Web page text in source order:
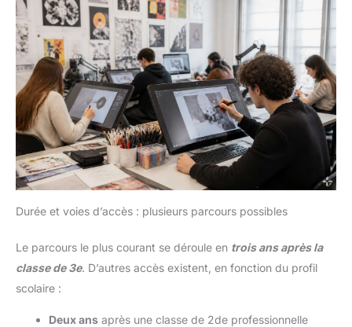
Durée et voies d’accès : plusieurs parcours possibles
Le parcours le plus courant se déroule en trois ans après la
classe de 3e. D’autres accès existent, en fonction du profil
scolaire :
Deux ans après une classe de 2de professionnelle